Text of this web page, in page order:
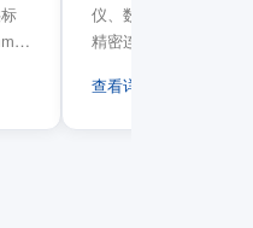
标
仪、数据采集卡等电
精密连接需求，提供
查看详情 →